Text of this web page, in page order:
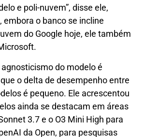
e poli-nuvem”, disse ele,
embora o banco se incline
do Google hoje, ele também
do modelo é
o delta de desempenho entre
é pequeno. Ele acrescentou
ainda se destacam em áreas
3.7 e o O3 Mini High para
da Open, para pesquisas